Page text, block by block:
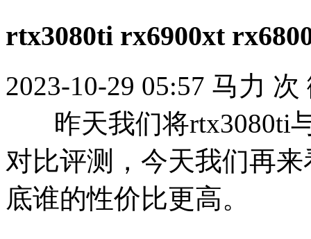
rtx3080ti rx6900xt
2023-10-29 05:57 马力 次
昨天我们将rtx3080ti与
对比评测，今天我们再
底谁的性价比更高。